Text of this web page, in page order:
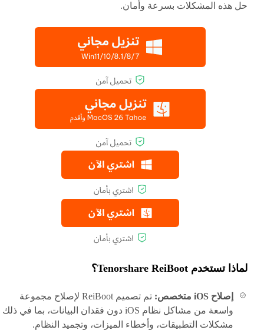
حل هذه المشكلات بسرعة وأمان.
لماذا تستخدم Tenorshare ReiBoot؟
إصلاح iOS متخصص:
تم تصميم ReiBoot لإصلاح مجموعة
واسعة من مشاكل نظام iOS دون فقدان البيانات، بما في ذلك
مشكلات التطبيقات، وأخطاء الميزات، وتجميد النظام.